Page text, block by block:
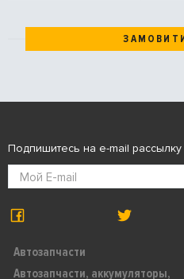
Автозапчасти
Автозапчасти, аккумуляторы,
Подпишитесь на e-mail рассылку